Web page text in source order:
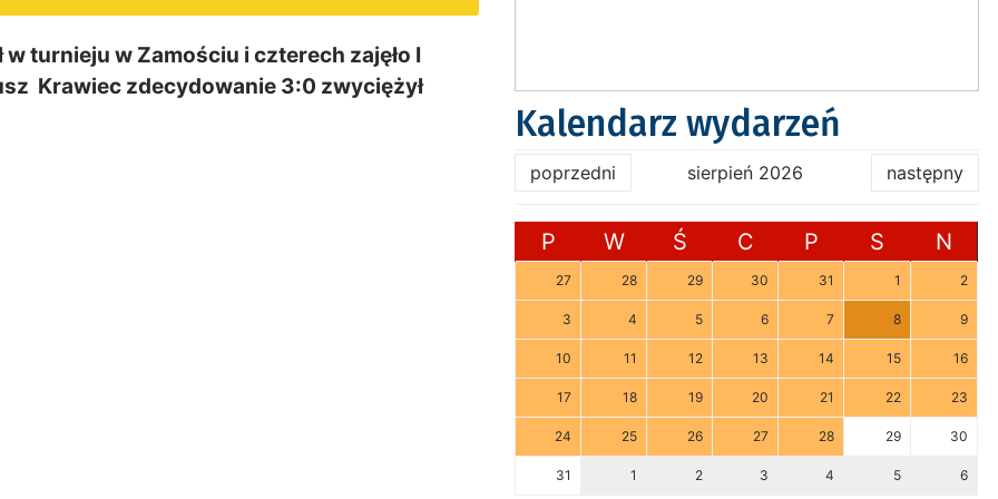
w turnieju w Zamościu i czterech zajęło I
Krawiec zdecydowanie 3:0 zwyciężył
Kalendarz wydarzeń
poprzedni sierpień 2026 następny
P W Ś C P S N
27 28 29 30 31 1 2
3 4 5 6 7 8 9
10 11 12 13 14 15 16
17 18 19 20 21 22 23
24 25 26 27 28 29 30
31 1 2 3 4 5 6